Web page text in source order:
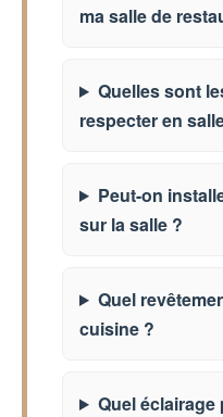
ma salle de
Quelles sont
respecter en
Peut-on
sur la salle ?
Quel
cuisine ?
Quel